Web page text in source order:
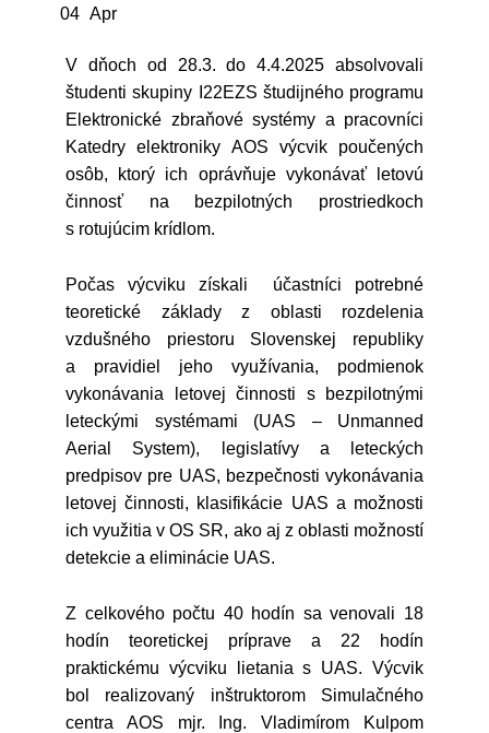
04 Apr
V dňoch od 28.3. do 4.4.2025 absolvovali
študenti skupiny I22EZS študijného programu
Elektronické zbraňové systémy a pracovníci
Katedry elektroniky AOS výcvik poučených
osôb, ktorý ich oprávňuje vykonávať letovú
činnosť na bezpilotných prostriedkoch
s rotujúcim krídlom.
Počas výcviku získali účastníci potrebné
teoretické základy z oblasti rozdelenia
vzdušného priestoru Slovenskej republiky
a pravidiel jeho využívania, podmienok
vykonávania letovej činnosti s bezpilotnými
leteckými systémami (UAS – Unmanned
Aerial System), legislatívy a leteckých
predpisov pre UAS, bezpečnosti vykonávania
letovej činnosti, klasifikácie UAS a možnosti
ich využitia v OS SR, ako aj z oblasti možností
detekcie a eliminácie UAS.
Z celkového počtu 40 hodín sa venovali 18
hodín teoretickej príprave a 22 hodín
praktickému výcviku lietania s UAS. Výcvik
bol realizovaný inštruktorom Simulačného
centra AOS mjr. Ing. Vladimírom Kulpom